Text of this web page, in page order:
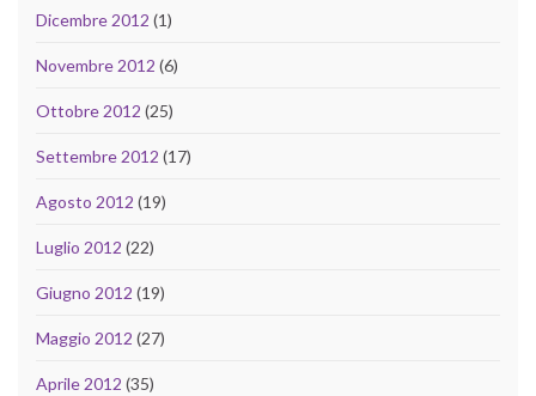
Dicembre 2012 (1)
Novembre 2012 (6)
Ottobre 2012 (25)
Settembre 2012 (17)
Agosto 2012 (19)
Luglio 2012 (22)
Giugno 2012 (19)
Maggio 2012 (27)
Aprile 2012 (35)